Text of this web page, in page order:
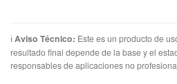
Beneficios Clave:
✦Reflejo Cobrizo Dorado (/43)—
ℹ️ Aviso Técnico: Este es un producto de
resultado final depende de la base y el
responsables de aplicaciones no